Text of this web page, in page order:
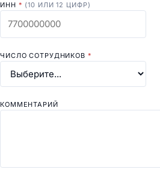
ИНН * (10 ИЛИ 12 ЦИФР)
ЧИСЛО СОТРУДНИКОВ *
КОММЕНТАРИЙ